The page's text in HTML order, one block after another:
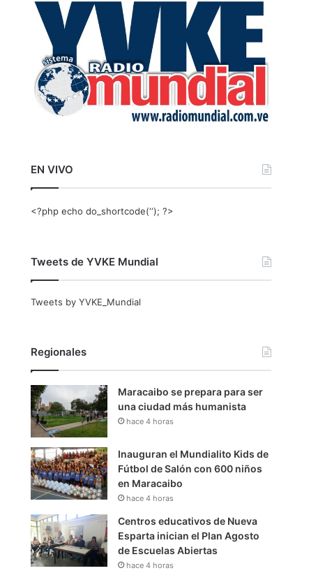
r
EN VIVO
<?php echo do_shortcode(‘‘); ?>
Tweets de YVKE Mundial
Tweets by YVKE_Mundial
Regionales
Maracaibo se prepara para ser
una ciudad más humanista
hace 4 horas
Inauguran el Mundialito Kids de
Fútbol de Salón con 600 niños
en Maracaibo
hace 4 horas
Centros educativos de Nueva
Esparta inician el Plan Agosto
de Escuelas Abiertas
hace 4 horas